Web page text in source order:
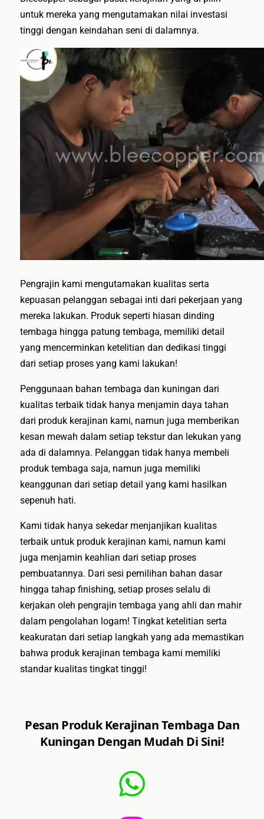
untuk mereka yang mengutamakan nilai investasi
tinggi dengan keindahan seni di dalamnya.
Pengrajin kami mengutamakan kualitas serta
kepuasan pelanggan sebagai inti dari pekerjaan yang
mereka lakukan. Produk seperti hiasan dinding
tembaga hingga patung tembaga, memiliki detail
yang mencerminkan ketelitian dan dedikasi tinggi
dari setiap proses yang kami lakukan!
Penggunaan bahan tembaga dan kuningan dari
kualitas terbaik tidak hanya menjamin daya tahan
dari produk kerajinan kami, namun juga memberikan
kesan mewah dalam setiap tekstur dan lekukan yang
ada di dalamnya. Pelanggan tidak hanya membeli
produk tembaga saja, namun juga memiliki
keanggunan dari setiap detail yang kami hasilkan
sepenuh hati.
Kami tidak hanya sekedar menjanjikan kualitas
terbaik untuk produk kerajinan kami, namun kami
juga menjamin keahlian dari setiap proses
pembuatannya. Dari sesi pemilihan bahan dasar
hingga tahap finishing, setiap proses selalu di
kerjakan oleh pengrajin tembaga yang ahli dan mahir
dalam pengolahan logam! Tingkat ketelitian serta
keakuratan dari setiap langkah yang ada memastikan
bahwa produk kerajinan tembaga kami memiliki
standar kualitas tingkat tinggi!
Pesan Produk Kerajinan Tembaga Dan
Kuningan Dengan Mudah Di Sini!